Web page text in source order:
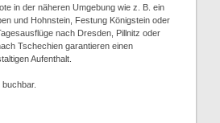
in der näheren Umgebung wie z. B. ein
und Hohnstein, Festung Königstein oder
nach Dresden, Pillnitz oder
Tschechien garantieren einen
Aufenthalt.